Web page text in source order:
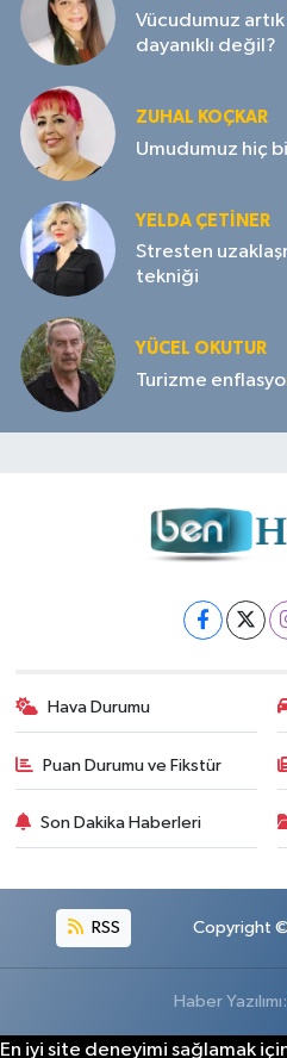
Vücudumuz
dayanıklı değil?
ZUHAL KOÇKAR
Umudumuz hiç
YELDA ÇETİNER
Stresten
tekniği
YÜCEL OKUTUR
Turizme
Hava Durumu
Puan Durumu ve Fikstür
Son Dakika Haberleri
RSS Copyright ©
Haber Yazılımı:
En iyi site deneyimi sağlamak